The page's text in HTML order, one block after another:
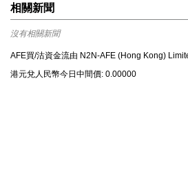
相關新聞
沒有相關新聞
AFE買/沽資金流由 N2N-AFE (Hong Kong)
港元兌⼈⺠幣今⽇中間價: 0.00000